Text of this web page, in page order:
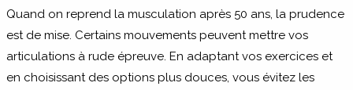
Quand on reprend la musculation après 50 ans, la prudence
est de mise. Certains mouvements peuvent mettre vos
articulations à rude épreuve. En adaptant vos exercices et
en choisissant des options plus douces, vous évitez les